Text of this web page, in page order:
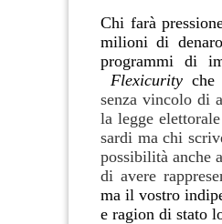
Chi farà
milioni di
programmi di
Flexicurity che
senza vincolo di
la legge
sardi ma chi
possibilità anche
di avere
ma il vostro
e ragion di stato